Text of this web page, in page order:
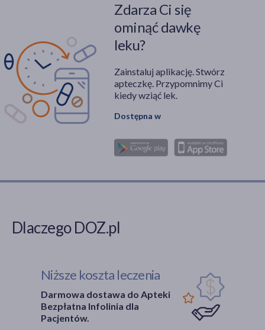
Zdarza Ci się
ominąć dawkę
leku?
Zainstaluj aplikację. Stwórz
apteczkę. Przypomnimy Ci
kiedy wziąć lek.
Dostępna w
Dlaczego DOZ.pl
Niższe koszta leczenia
Darmowa dostawa do Apteki
Bezpłatna Infolinia dla
Pacjentów.